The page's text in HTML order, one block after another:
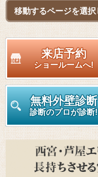
来店予約
ショールームへ!
無料外壁診断
診断のプロが診断!